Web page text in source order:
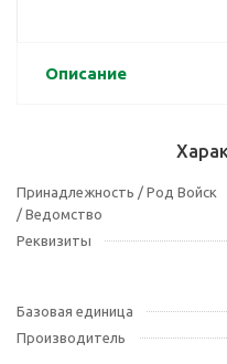
Описание
Принадлежность / Род Войск
/ Ведомство
Реквизиты
Базовая единица
Производитель